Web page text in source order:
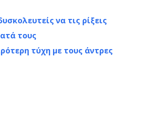
να τις ρίξεις
τους
τύχη με τους άντρες